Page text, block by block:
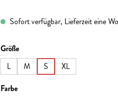
Sofort verfügbar, Lieferzeit eine
Größeauswählen
L
M S
XL
Farbeauswählen